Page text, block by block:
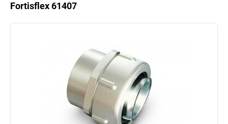
Fortisflex 61407